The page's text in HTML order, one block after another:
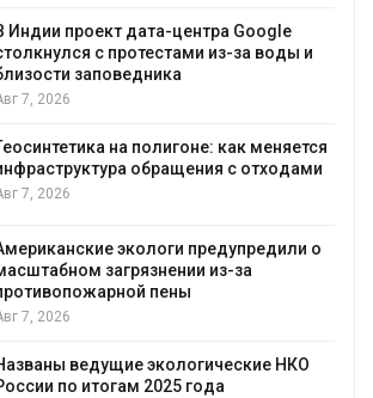
Индии проект дата-центра Google
с протестами из-за воды и
заповедника
7, 2026
на полигоне: как меняется
обращения с отходами
7, 2026
экологи предупредили о
загрязнении из-за
пены
7, 2026
ведущие экологические НКО
по итогам 2025 года